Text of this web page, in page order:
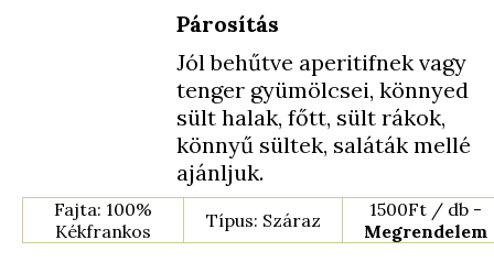
Párosítás
Jól behűtve aperitifnek vagy
tenger gyümölcsei, könnyed
sült halak, főtt, sült rákok,
könnyű sültek, saláták mellé
ajánljuk.
Fajta: 100%
Kékfrankos
Típus: Száraz
1500Ft / db -
Megrendelem